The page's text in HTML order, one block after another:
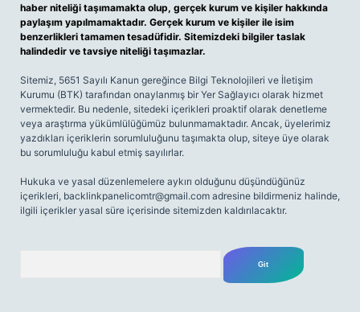
haber niteliği taşımamakta olup, gerçek kurum ve kişiler hakkında
paylaşım yapılmamaktadır. Gerçek kurum ve kişiler ile isim
benzerlikleri tamamen tesadüfidir. Sitemizdeki bilgiler taslak
halindedir ve tavsiye niteliği taşımazlar.
Sitemiz, 5651 Sayılı Kanun gereğince Bilgi Teknolojileri ve İletişim
Kurumu (BTK) tarafından onaylanmış bir Yer Sağlayıcı olarak hizmet
vermektedir. Bu nedenle, sitedeki içerikleri proaktif olarak denetleme
veya araştırma yükümlülüğümüz bulunmamaktadır. Ancak, üyelerimiz
yazdıkları içeriklerin sorumluluğunu taşımakta olup, siteye üye olarak
bu sorumluluğu kabul etmiş sayılırlar.
Hukuka ve yasal düzenlemelere aykırı olduğunu düşündüğünüz
içerikleri, backlinkpanelicomtr@gmail.com adresine bildirmeniz halinde,
ilgili içerikler yasal süre içerisinde sitemizden kaldırılacaktır.